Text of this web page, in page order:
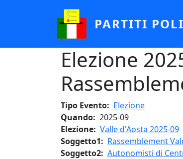
PARTITI
Elezione
Tipo Evento
Elezione
Quando 2025-09
Elezione Valle d'Aosta 2025-09
Soggetto1
Rassemblement
Soggetto2 Autonomisti di